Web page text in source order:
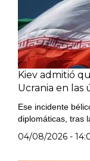
Kiev admitió
Ucrania en las
Ese incidente
diplomáticas, tras
04/08/2026 -